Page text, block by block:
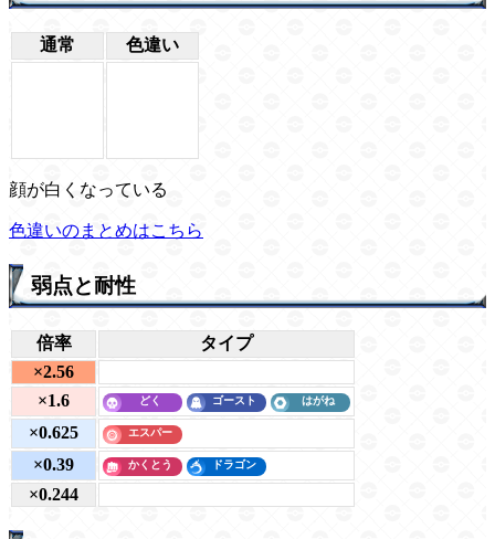
通常 色違い
顔が白くなっている
色違いのまとめはこちら
弱点と耐性
倍率
タイプ
×2.56
×1.6
×0.625
×0.39
×0.244